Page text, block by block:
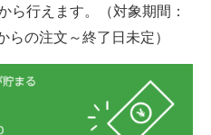
ら行えます。（対象期間：
の注文～終了日未定）